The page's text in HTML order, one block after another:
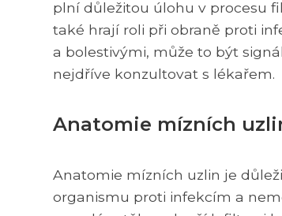
plní důležitou úlohu v procesu
také hrají roli při obraně proti
a bolestivými, může to být
nejdříve konzultovat s lékařem.
Anatomie mízních
Anatomie mízních uzlin je
organismu proti infekcím a